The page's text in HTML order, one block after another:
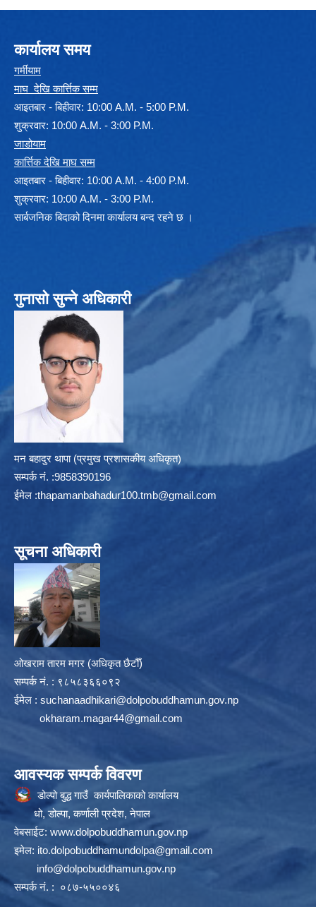
कार्यालय समय
गर्मीयाम
माघ देखि कार्त्तिक सम्म
आइतबार - बिहीवार: 10:00 A.M. - 5:00 P.M.
शुक्रवार: 10:00 A.M. - 3:00 P.M.
जाडोयाम
कार्त्तिक देखि माघ सम्म
आइतबार - बिहीवार: 10:00 A.M. - 4:00 P.M.
शुक्रवार: 10:00 A.M. - 3:00 P.M.
सार्बजनिक बिदाको दिनमा कार्यालय बन्द रहने छ ।
गुनासो सुन्ने अधिकारी
मन बहादुर थापा (प्रमुख प्रशासकीय अधिकृत)
सम्पर्क न‌ं. :9858390196
ईमेल :thapamanbahadur100.tmb@gmail.com
सूचना अधिकारी
ओखराम तारम मगर (अधिकृत छैटौँ)
सम्पर्क न‌ं. : ९८५८३६६०९२
ईमेल : suchanaadhikari@dolpobuddhamun.gov.np
okharam.magar44@gmail.com
आवस्यक सम्पर्क विवरण
डोल्पो बुद्ध गाउँ कार्यपालिकाको कार्यालय
धो, डोल्पा, कर्णाली प्रदेश, नेपाल
वेबसाईट: www.dolpobuddhamun.gov.np
इमेल: ito.dolpobuddhamundolpa@gmail.com
info@dolpobuddhamun.gov.np
सम्पर्क नं. : ०८७-५५००४६